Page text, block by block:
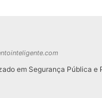
em Segurança Pública e